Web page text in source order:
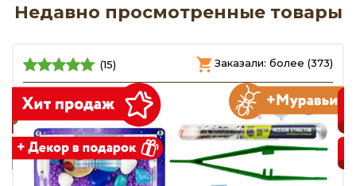
Недавно просмотренные товары
(15) Заказали: более (373)